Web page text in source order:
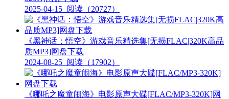
2025-04-15 阅读（20727）
《黑神话：悟空》游戏音乐精选集[无损FLAC|320K高品
质MP3]网盘下载
2024-08-25 阅读（17902）
《哪吒之魔童闹海》电影原声大碟[FLAC/MP3-320K]网